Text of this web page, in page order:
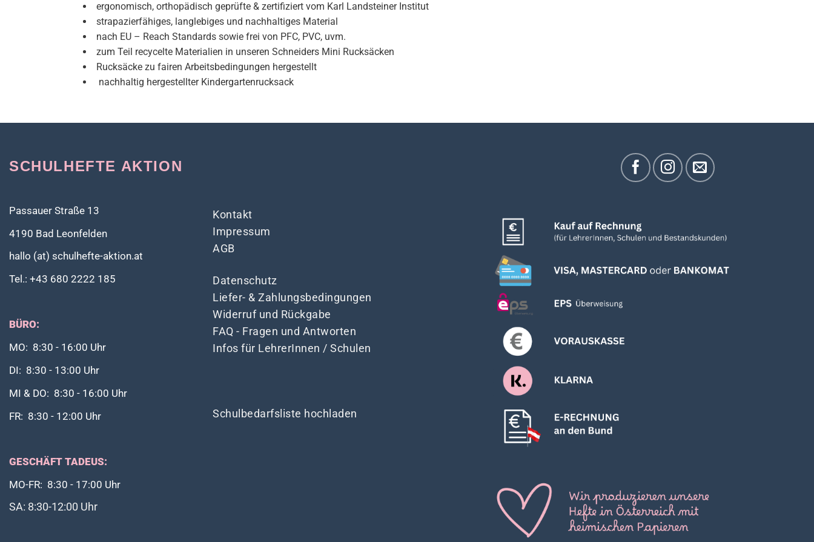
ergonomisch, orthopädisch geprüfte & zertifiziert vom Karl Landsteiner Institut
strapazierfähiges, langlebiges und nachhaltiges Material
nach EU – Reach Standards sowie frei von PFC, PVC, uvm.
zum Teil recycelte Materialien in unseren Schneiders Mini Rucksäcken
Rucksäcke zu fairen Arbeitsbedingungen hergestellt
nachhaltig hergestellter Kindergartenrucksack
SCHULHEFTE AKTION
Passauer Straße 13
4190 Bad Leonfelden
hallo (at) schulhefte-aktion.at
Tel.: +43 680 2222 185
BÜRO:
MO: 8:30 - 16:00 Uhr
DI: 8:30 - 13:00 Uhr
MI & DO: 8:30 - 16:00 Uhr
FR: 8:30 - 12:00 Uhr
GESCHÄFT TADEUS:
MO-FR: 8:30 - 17:00 Uhr
SA: 8:30-12:00 Uhr
Kontakt
Impressum
AGB
Datenschutz
Liefer- & Zahlungsbedingungen
Widerruf und Rückgabe
FAQ - Fragen und Antworten
Infos für LehrerInnen / Schulen
Schulbedarfsliste hochladen